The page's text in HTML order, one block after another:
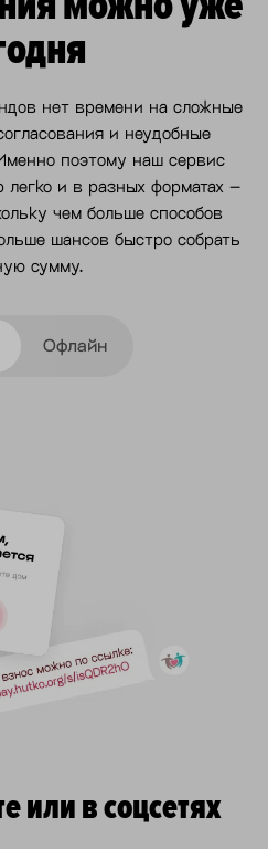
нет времени на сложные
и неудобные
поэтому наш сервис
легко и в разных форматах –
чем больше способов
шансов быстро собрать
сумму.
Офлайн
или в соцсетях